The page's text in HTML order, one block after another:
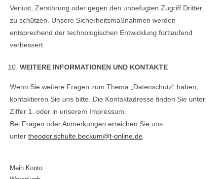
Verlust, Zerstörung oder gegen den unbefugten Zugriff Dritter
zu schützen. Unsere Sicherheitsmaßnahmen werden
entsprechend der technologischen Entwicklung fortlaufend
verbessert.
WEITERE INFORMATIONEN UND KONTAKTE
Wenn Sie weitere Fragen zum Thema „Datenschutz“ haben,
kontaktieren Sie uns bitte. Die Kontaktadresse finden Sie unter
Ziffer 1. oder in unserem Impressum.
Bei Fragen oder Anmerkungen erreichen Sie uns
unter theodor.schulte.beckum@t-online.de
Mein Konto